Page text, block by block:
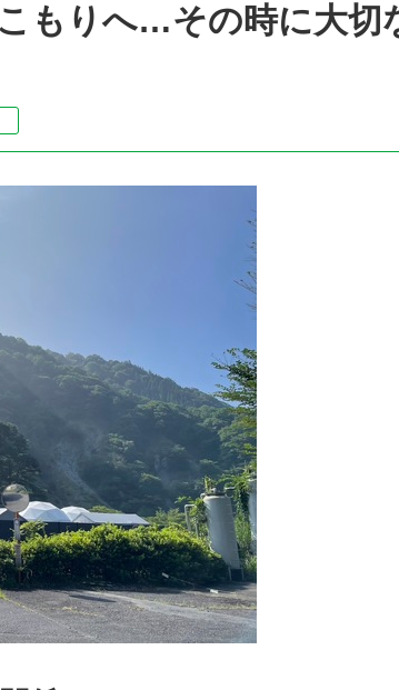
もりへ…その時に大切